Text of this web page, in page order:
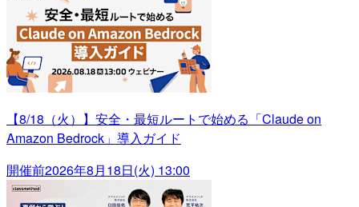
【8/18（火）】安全・最短ルートで始める「Claude on
Amazon Bedrock」導入ガイド
開催前2026年8月18日(火) 13:00